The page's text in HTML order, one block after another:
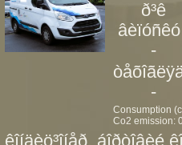
ð³ê
-
-
Consumption
Co2 emission:
êîíäèö³îíåð, áîðòîâèé